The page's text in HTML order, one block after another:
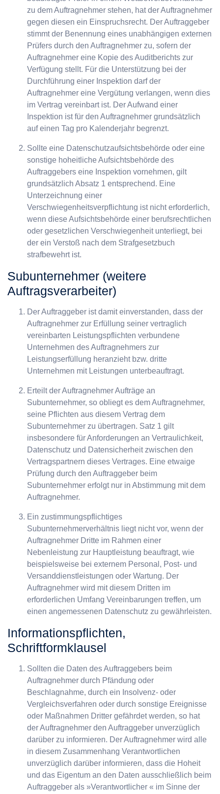
zu dem Auftragnehmer stehen, hat der Auftragnehmer
gegen diesen ein Einspruchsrecht. Der Auftraggeber
stimmt der Benennung eines unabhängigen externen
Prüfers durch den Auftragnehmer zu, sofern der
Auftragnehmer eine Kopie des Auditberichts zur
Verfügung stellt. Für die Unterstützung bei der
Durchführung einer Inspektion darf der
Auftragnehmer eine Vergütung verlangen, wenn dies
im Vertrag vereinbart ist. Der Aufwand einer
Inspektion ist für den Auftragnehmer grundsätzlich
auf einen Tag pro Kalenderjahr begrenzt.
Sollte eine Datenschutzaufsichtsbehörde oder eine
sonstige hoheitliche Aufsichtsbehörde des
Auftraggebers eine Inspektion vornehmen, gilt
grundsätzlich Absatz 1 entsprechend. Eine
Unterzeichnung einer
Verschwiegenheitsverpflichtung ist nicht erforderlich,
wenn diese Aufsichtsbehörde einer berufsrechtlichen
oder gesetzlichen Verschwiegenheit unterliegt, bei
der ein Verstoß nach dem Strafgesetzbuch
strafbewehrt ist.
Subunternehmer (weitere
Auftragsverarbeiter)
Der Auftraggeber ist damit einverstanden, dass der
Auftragnehmer zur Erfüllung seiner vertraglich
vereinbarten Leistungspflichten verbundene
Unternehmen des Auftragnehmers zur
Leistungserfüllung heranzieht bzw. dritte
Unternehmen mit Leistungen unterbeauftragt.
Erteilt der Auftragnehmer Aufträge an
Subunternehmer, so obliegt es dem Auftragnehmer,
seine Pflichten aus diesem Vertrag dem
Subunternehmer zu übertragen. Satz 1 gilt
insbesondere für Anforderungen an Vertraulichkeit,
Datenschutz und Datensicherheit zwischen den
Vertragspartnern dieses Vertrages. Eine etwaige
Prüfung durch den Auftraggeber beim
Subunternehmer erfolgt nur in Abstimmung mit dem
Auftragnehmer.
Ein zustimmungspflichtiges
Subunternehmerverhältnis liegt nicht vor, wenn der
Auftragnehmer Dritte im Rahmen einer
Nebenleistung zur Hauptleistung beauftragt, wie
beispielsweise bei externem Personal, Post- und
Versanddienstleistungen oder Wartung. Der
Auftragnehmer wird mit diesem Dritten im
erforderlichen Umfang Vereinbarungen treffen, um
einen angemessenen Datenschutz zu gewährleisten.
Informationspflichten,
Schriftformklausel
Sollten die Daten des Auftraggebers beim
Auftragnehmer durch Pfändung oder
Beschlagnahme, durch ein Insolvenz- oder
Vergleichsverfahren oder durch sonstige Ereignisse
oder Maßnahmen Dritter gefährdet werden, so hat
der Auftragnehmer den Auftraggeber unverzüglich
darüber zu informieren. Der Auftragnehmer wird alle
in diesem Zusammenhang Verantwortlichen
unverzüglich darüber informieren, dass die Hoheit
und das Eigentum an den Daten ausschließlich beim
Auftraggeber als »Verantwortlicher « im Sinne der